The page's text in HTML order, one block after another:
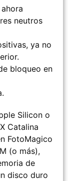
neutros
ya no
bloqueo en
Silicon o
Catalina
FotoMagico
(o más),
de
disco duro